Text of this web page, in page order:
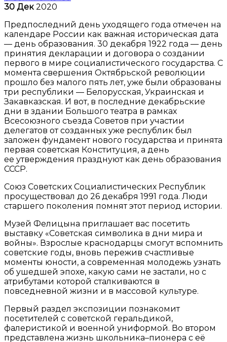
30 Дек 2020
Предпоследний день уходящего года отмечен на
календаре России как важная историческая дата
— день образования. 30 декабря 1922 года — день
принятия декларации и договора о создании
первого в мире социалистического государства. С
момента свершения Октябрьской революции
прошло без малого пять лет, уже были образованы
три республики — Белорусская, Украинская и
Закавказская. И вот, в последние декабрьские
дни в здании Большого театра в рамках
Всесоюзного съезда Советов при участии
делегатов от созданных уже республик был
заложен фундамент нового государства и принята
первая советская Конституция, а день
ее утверждения празднуют как день образования
СССР.
Союз Советских Социалистических Республик
просуществовал до 26 декабря 1991 года. Люди
старшего поколения помнят этот период истории.
Музей Фелицына приглашает вас посетить
выставку «Советская символика в дни мира и
войны». Взрослые краснодарцы смогут вспомнить
советские годы, вновь пережив счастливые
моменты юности, а современная молодежь узнать
об ушедшей эпохе, какую сами не застали, но с
атрибутами которой сталкиваются в
повседневной жизни и в массовой культуре.
Первый раздел экспозиции познакомит
посетителей с советской геральдикой,
фалеристикой и военной униформой. Во втором
представлена жизнь школьника–пионера с её